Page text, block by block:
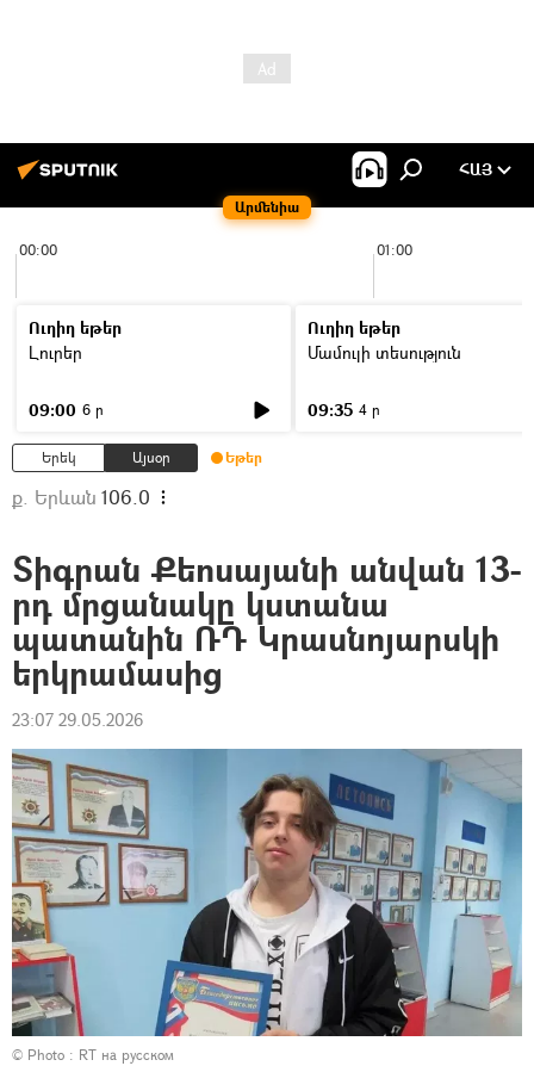
Արմենիա
ՀԱՅ
00:00 01:00
Ուղիղ եթեր
Լուրեր
09:00 6 ր
Ուղիղ եթեր
Մամուլի տեսություն
09:35 4 ր
Երեկ Այսօր Եթեր
ք. Երևան 106.0
Տիգրան Քեոսայանի անվան 13-
րդ մրցանակը կստանա
պատանին ՌԴ Կրասնոյարսկի
երկրամասից
23:07 29.05.2026
© Photo : RT на русском